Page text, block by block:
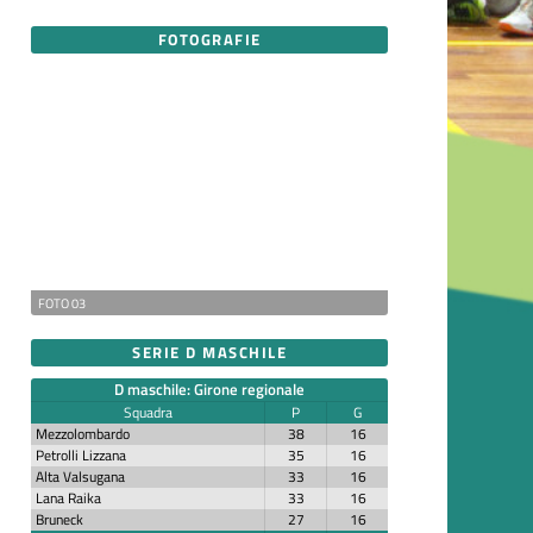
FOTOGRAFIE
FOTO 03
SERIE D MASCHILE
D maschile: Girone regionale
Squadra P
G
Mezzolombardo
38
16
Petrolli Lizzana
35
16
Alta Valsugana
33
16
Lana Raika
33
16
Bruneck
27
16